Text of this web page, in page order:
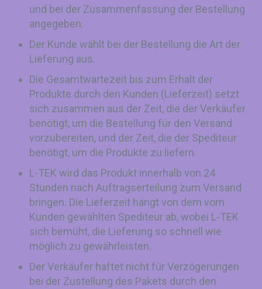
und bei der Zusammenfassung der Bestellung
angegeben.
Der Kunde wählt bei der Bestellung die Art der
Lieferung aus.
Die Gesamtwartezeit bis zum Erhalt der
Produkte durch den Kunden (Lieferzeit) setzt
sich zusammen aus der Zeit, die der Verkäufer
benötigt, um die Bestellung für den Versand
vorzubereiten, und der Zeit, die der Spediteur
benötigt, um die Produkte zu liefern.
L-TEK wird das Produkt innerhalb von 24
Stunden nach Auftragserteilung zum Versand
bringen. Die Lieferzeit hängt von dem vom
Kunden gewählten Spediteur ab, wobei L-TEK
sich bemüht, die Lieferung so schnell wie
möglich zu gewährleisten.
Der Verkäufer haftet nicht für Verzögerungen
bei der Zustellung des Pakets durch den